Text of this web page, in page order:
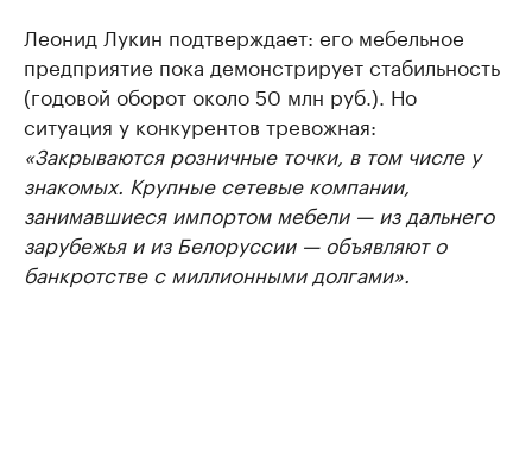
Леонид Лукин подтверждает: его мебельное
предприятие пока демонстрирует стабильность
(годовой оборот около 50 млн руб.). Но
ситуация у конкурентов тревожная:
«Закрываются розничные точки, в том числе у
знакомых. Крупные сетевые компании,
занимавшиеся импортом мебели — из дальнего
зарубежья и из Белоруссии — объявляют о
банкротстве с миллионными долгами».